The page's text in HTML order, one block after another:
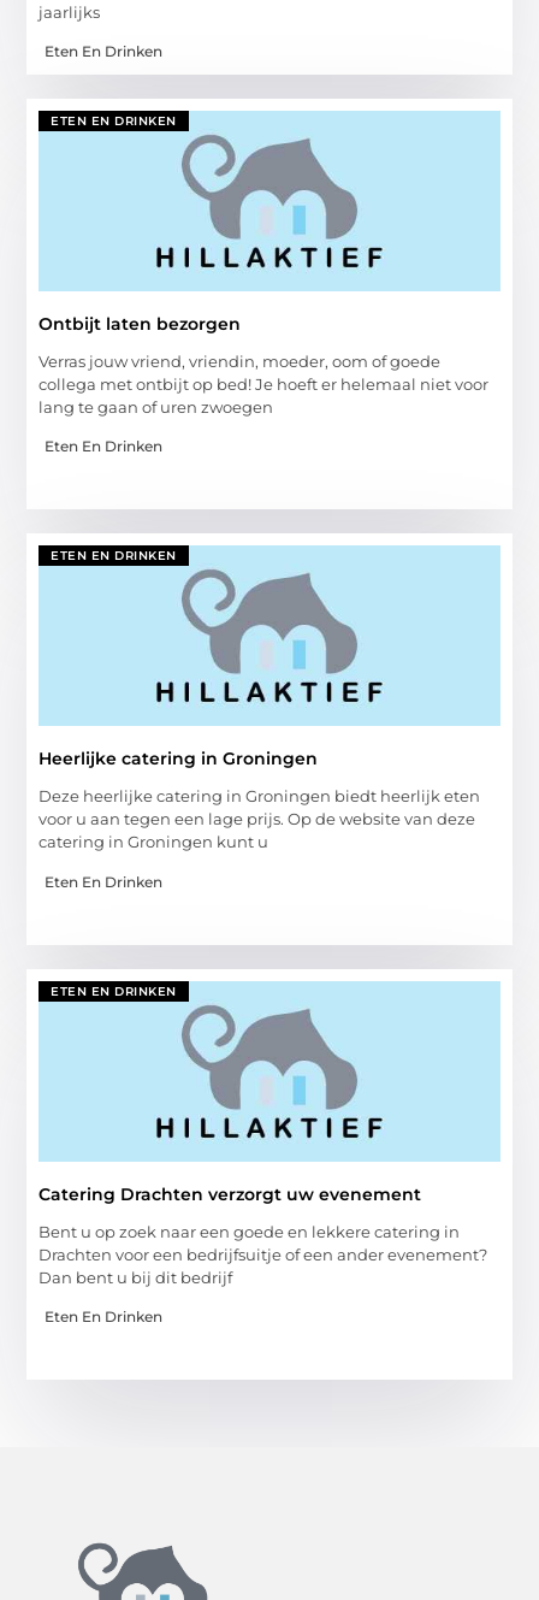
jaarlijks
Eten En Drinken
ETEN EN DRINKEN
Ontbijt laten bezorgen
Verras jouw vriend, vriendin, moeder, oom of goede
collega met ontbijt op bed! Je hoeft er helemaal niet voor
lang te gaan of uren zwoegen
Eten En Drinken
ETEN EN DRINKEN
Heerlijke catering in Groningen
Deze heerlijke catering in Groningen biedt heerlijk eten
voor u aan tegen een lage prijs. Op de website van deze
catering in Groningen kunt u
Eten En Drinken
ETEN EN DRINKEN
Catering Drachten verzorgt uw evenement
Bent u op zoek naar een goede en lekkere catering in
Drachten voor een bedrijfsuitje of een ander evenement?
Dan bent u bij dit bedrijf
Eten En Drinken